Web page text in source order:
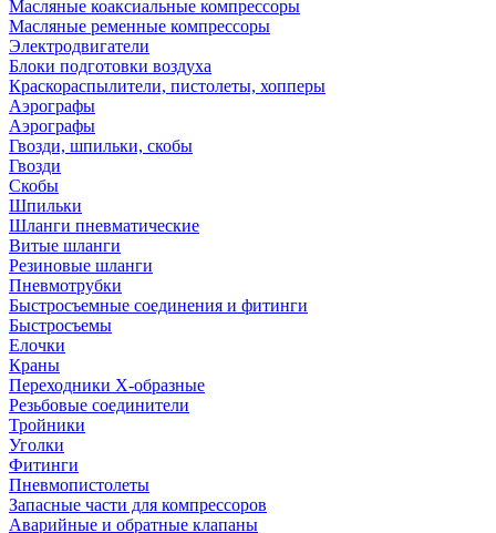
Масляные коаксиальные компрессоры
Масляные ременные компрессоры
Электродвигатели
Блоки подготовки воздуха
Краскораспылители, пистолеты, хопперы
Аэрографы
Аэрографы
Гвозди, шпильки, скобы
Гвозди
Скобы
Шпильки
Шланги пневматические
Витые шланги
Резиновые шланги
Пневмотрубки
Быстросъемные соединения и фитинги
Быстросъемы
Елочки
Краны
Переходники Х-образные
Резьбовые соединители
Тройники
Уголки
Фитинги
Пневмопистолеты
Запасные части для компрессоров
Аварийные и обратные клапаны